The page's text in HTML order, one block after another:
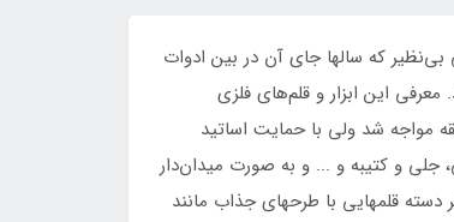
پاییز 1399 و با برند آرکان معرفی شد. محصولی بی‌نظیر که سالها جای آن در بین ادوات
این ابزار و قلم‌های فلزی
مواجه شد ولی با حمایت اساتید
جلی و کتیبه و ... و به صورت میدان‌دار
قلمهایی با طرحهای جذاب مانند